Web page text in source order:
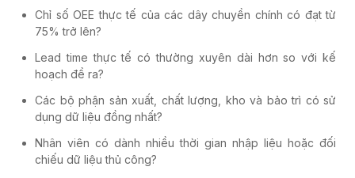
Chỉ số OEE thực tế của các dây chuyền chính có đạt từ
75% trở lên?
Lead time thực tế có thường xuyên dài hơn so với kế
hoạch đề ra?
Các bộ phận sản xuất, chất lượng, kho và bảo trì có sử
dụng dữ liệu đồng nhất?
Nhân viên có dành nhiều thời gian nhập liệu hoặc đối
chiếu dữ liệu thủ công?